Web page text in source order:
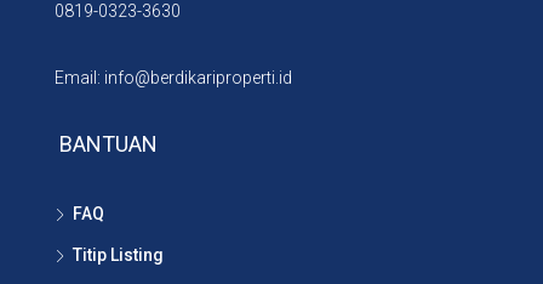
0819-0323-3630
Email: info@berdikariproperti.id
BANTUAN
FAQ
Titip Listing